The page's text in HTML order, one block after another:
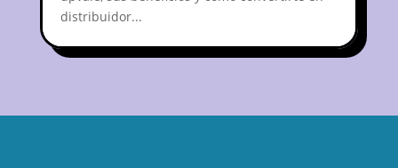
distribuidor...